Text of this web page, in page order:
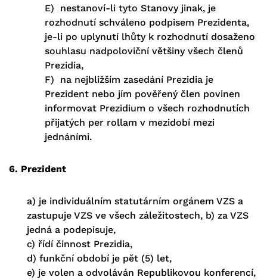
E) nestanoví-li tyto Stanovy jinak, je
rozhodnutí schváleno podpisem Prezidenta,
je-li po uplynutí lhůty k rozhodnutí dosaženo
souhlasu nadpoloviční většiny všech členů
Prezidia,
F) na nejbližším zasedání Prezidia je
Prezident nebo jím pověřený člen povinen
informovat Prezidium o všech rozhodnutích
přijatých per rollam v mezidobí mezi
jednáními.
6. Prezident
a) je individuálním statutárním orgánem VZS a
zastupuje VZS ve všech záležitostech, b) za VZS
jedná a podepisuje,
c) řídí činnost Prezidia,
d) funkční období je pět (5) let,
e) je volen a odvoláván Republikovou konferencí,